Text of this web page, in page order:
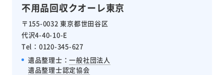
不用品回収クオーレ東京
〒155-0032 東京都世田谷区
代沢4-40-10-E
Tel：0120-345-627
遺品整理士：一般社団法人
遺品整理士認定協会